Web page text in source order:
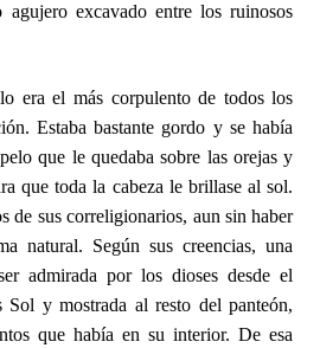
agujero excavado entre los ruinosos
era el más corpulento de todos los
Estaba bastante gordo y se había
que le quedaba sobre las orejas y
que toda la cabeza le brillase al sol.
de sus correligionarios, aun sin haber
natural. Según sus creencias, una
admirada por los dioses desde el
y mostrada al resto del panteón,
que había en su interior. De esa